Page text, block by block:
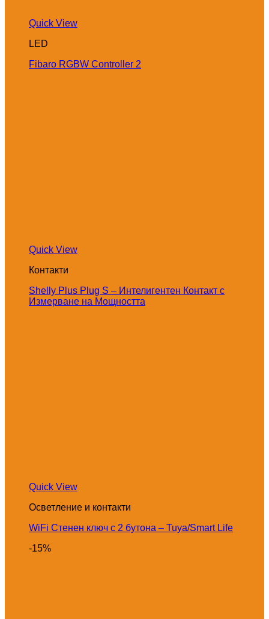
Quick View
LED
Fibaro RGBW Controller 2
Quick View
Контакти
Shelly Plus Plug S – Интелигентен Контакт с
Измерване на Мощността
Quick View
Осветление и контакти
WiFi Стенен ключ с 2 бутона – Tuya/Smart Life
-15%